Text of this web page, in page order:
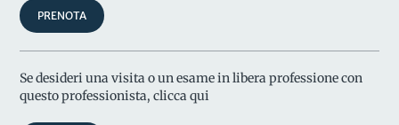
PRENOTA
Se desideri una visita o un esame in libera professione con
questo professionista, clicca qui